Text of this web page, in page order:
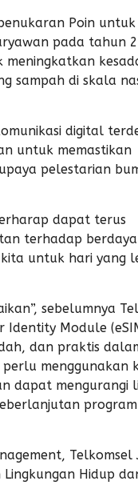
Poin untuk
pada tahun
meningkatkan
sampah di skala
digital
untuk memastikan
pelestarian
dapat terus
terhadap
untuk hari yang
sebelumnya
Identity Module
dan praktis
menggunakan
dapat mengurangi
Telkomsel
Hidup